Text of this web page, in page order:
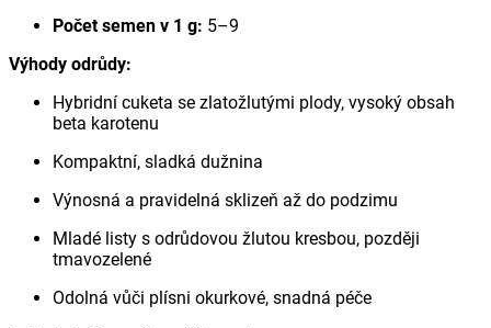
Počet semen v 1 g: 5–9
Výhody odrůdy:
Hybridní cuketa se zlatožlutými plody, vysoký obsah
beta karotenu
Kompaktní, sladká dužnina
Výnosná a pravidelná sklizeň až do podzimu
Mladé listy s odrůdovou žlutou kresbou, později
tmavozelené
Odolná vůči plísni okurkové, snadná péče